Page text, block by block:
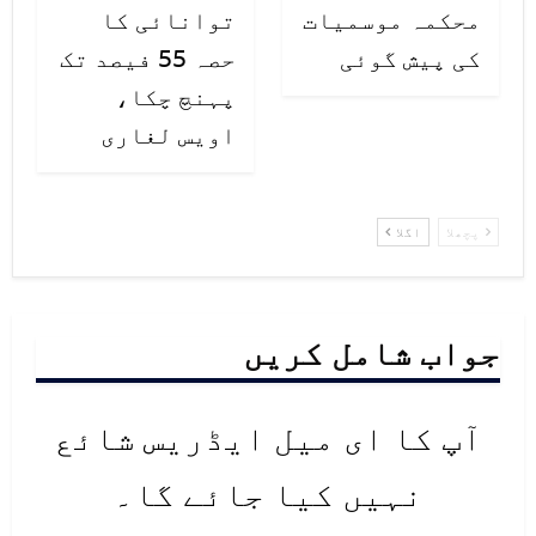
محکمہ موسمیات
کی پیش گوئی
توانائی کا
حصہ 55 فیصد تک
پہنچ چکا،
اویس لغاری
پچھلا اگلا
جواب شامل کریں
آپ کا ای میل ایڈریس شائع
نہیں کیا جائے گا۔